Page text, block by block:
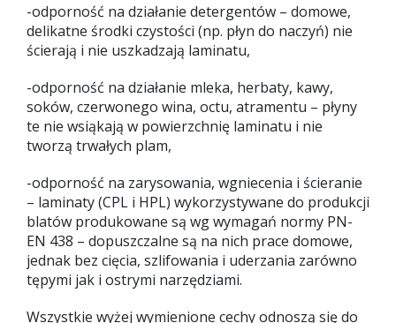
-odporność na działanie detergentów – domowe,
delikatne środki czystości (np. płyn do naczyń) nie
ścierają i nie uszkadzają laminatu,
-odporność na działanie mleka, herbaty, kawy,
soków, czerwonego wina, octu, atramentu – płyny
te nie wsiąkają w powierzchnię laminatu i nie
tworzą trwałych plam,
-odporność na zarysowania, wgniecenia i ścieranie
– laminaty (CPL i HPL) wykorzystywane do produkcji
blatów produkowane są wg wymagań normy PN-
EN 438 – dopuszczalne są na nich prace domowe,
jednak bez cięcia, szlifowania i uderzania zarówno
tępymi jak i ostrymi narzędziami.
Wszystkie wyżej wymienione cechy odnoszą się do